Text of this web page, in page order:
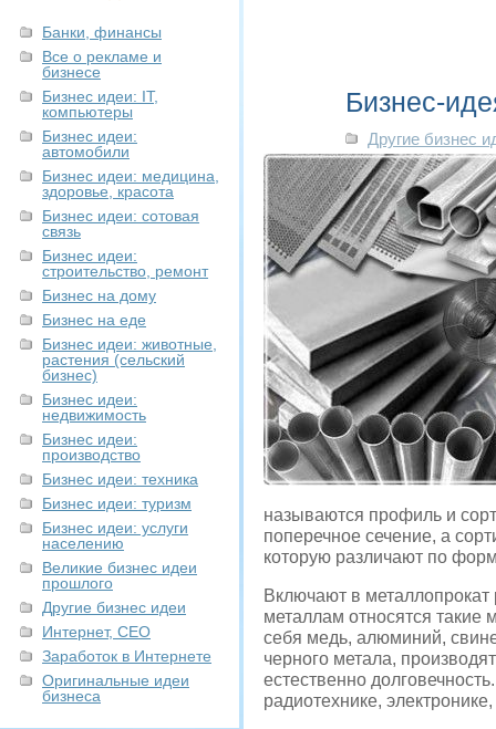
Банки, финансы
Все о рекламе и
бизнесе
Бизнес идеи: IT,
компьютеры
Бизнес идеи:
автомобили
Бизнес идеи: медицина,
здоровье, красота
Бизнес идеи: сотовая
связь
Бизнес идеи:
строительство, ремонт
Бизнес на дому
Бизнес на еде
Бизнес идеи: животные,
растения (сельский
бизнес)
Бизнес идеи:
недвижимость
Бизнес идеи:
производство
Бизнес идеи: техника
Бизнес идеи: туризм
Бизнес идеи: услуги
населению
Великие бизнес идеи
прошлого
Другие бизнес идеи
Интернет, СЕО
Заработок в Интернете
Оригинальные идеи
бизнеса
Бизнес-
Другие бизнес
называются профиль и
поперечное сечение, а
которую различают по
Включают в
металлам относятся такие
себя медь, алюминий,
черного метала,
естественно
радиотехнике,